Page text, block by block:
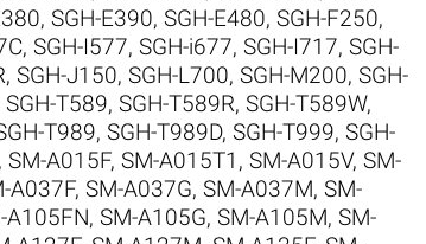
, SGH-E390, SGH-E480, SGH-F250,
, SGH-I577, SGH-i677, SGH-I717, SGH-
, SGH-J150, SGH-L700, SGH-M200, SGH-
SGH-T589, SGH-T589R, SGH-T589W,
T989, SGH-T989D, SGH-T999, SGH-
SM-A015F, SM-A015T1 , SM-A015V, SM-
A037F, SM-A037G, SM-A037M, SM-
A105FN, SM-A105G, SM-A105M, SM-